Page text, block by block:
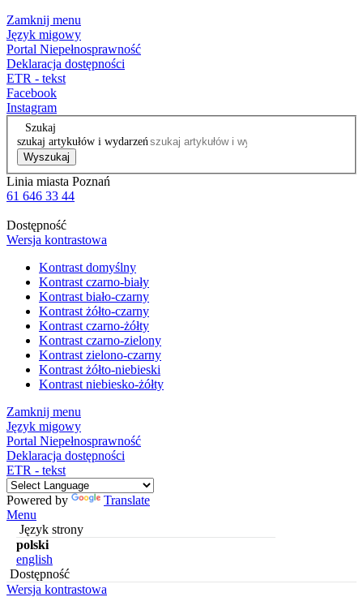
Zamknij menu
Język migowy
Portal Niepełnosprawność
Deklaracja dostępności
ETR - tekst
Facebook
Instagram
Szukaj
szukaj artykułów i wydarzeń
Wyszukaj
Linia miasta Poznań
61 646 33 44
Dostępność
Wersja kontrastowa
Kontrast domyślny
Kontrast czarno-biały
Kontrast biało-czarny
Kontrast żółto-czarny
Kontrast czarno-żółty
Kontrast czarno-zielony
Kontrast zielono-czarny
Kontrast żółto-niebieski
Kontrast niebiesko-żółty
Zamknij menu
Język migowy
Portal Niepełnosprawność
Deklaracja dostępności
ETR - tekst
Powered by
Translate
Menu
Język strony
polski
english
Dostępność
Wersja kontrastowa